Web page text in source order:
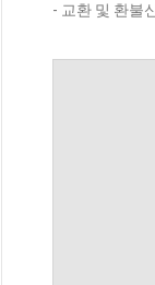
- 교환 및 환불